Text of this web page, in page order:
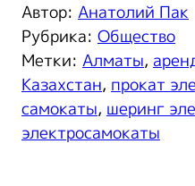
Автор: Анатолий Пак
Рубрика: Общество
Метки: Алматы,
Казахстан, прокат
самокаты, шеринг
электросамокаты